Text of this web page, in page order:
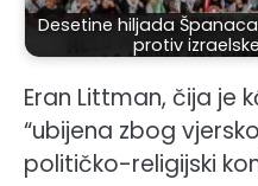
Desetine hiljada
protiv
Eran Littman, čija je
“ubijena zbog
političko-religijski